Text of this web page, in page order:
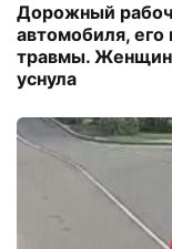
Дорожный
автомобиля,
травмы.
уснула